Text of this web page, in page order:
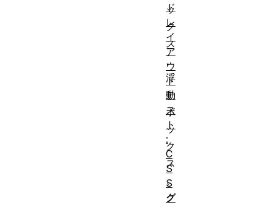
ッ
ク
ス
、
浮
動
ボ
ッ
ク
ス
、
グ
ド
レ
イ
ア
ウ
ト
テ
ス
ト
:
C
S
S
グ